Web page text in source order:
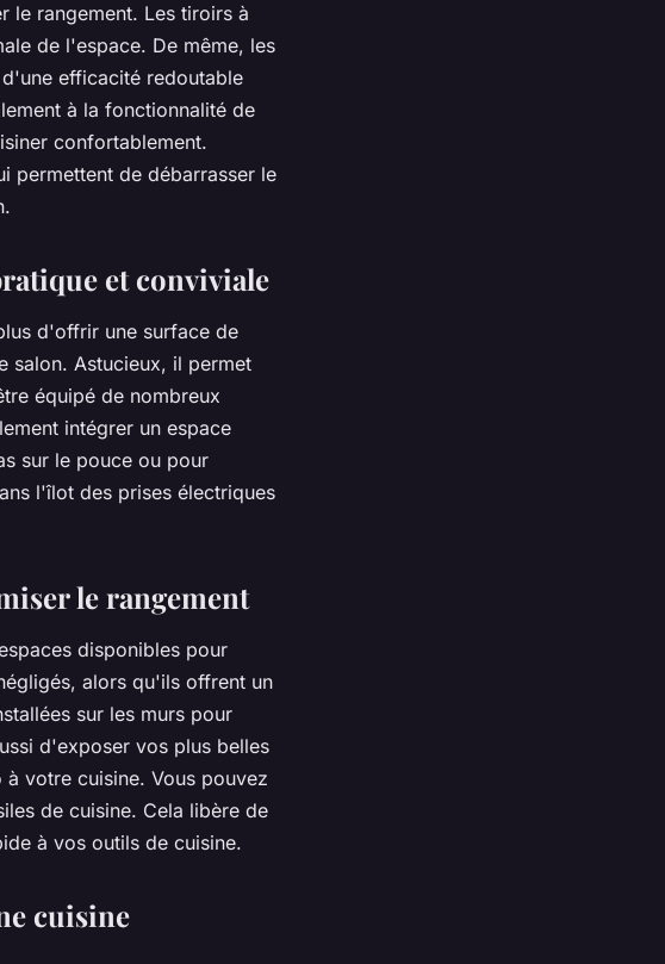
le rangement. Les tiroirs à
de l'espace. De même, les
efficacité redoutable
à la fonctionnalité de
confortablement.
permettent de débarrasser le
et conviviale
d'offrir une surface de
salon. Astucieux, il permet
équipé de nombreux
intégrer un espace
sur le pouce ou pour
l'îlot des prises électriques
le rangement
disponibles pour
alors qu'ils offrent un
sur les murs pour
d'exposer vos plus belles
votre cuisine. Vous pouvez
de cuisine. Cela libère de
à vos outils de cuisine.
cuisine